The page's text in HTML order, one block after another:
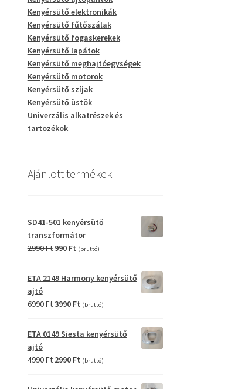
Kenyérsütő elektronikák
Kenyérsütő fűtőszálak
Kenyérsütő fogaskerekek
Kenyérsütő lapátok
Kenyérsütő meghajtóegységek
Kenyérsütő motorok
Kenyérsütő szíjak
Kenyérsütő üstök
Univerzális alkatrészek és
tartozékok
Ajánlott termékek
SD41-501 kenyérsütő
transzformátor
2990Ft Original
was:
990 FtCurrent
990 Ft.
(bruttó)
ETA 2149 Harmony kenyérsütő
ajtó
6990FtOriginal
was:
3990 FtCurrent
is:
3990 Ft.
(bruttó)
ETA 0149 Siesta kenyérsütő
ajtó
4990Ft Original
was:
2990 FtCurrent
(bruttó)